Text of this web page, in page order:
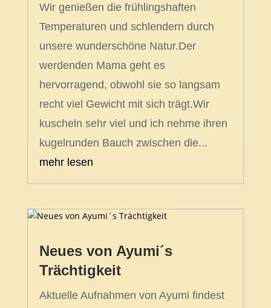
Wir genießen die frühlingshaften
Temperaturen und schlendern durch
unsere wunderschöne Natur.Der
werdenden Mama geht es
hervorragend, obwohl sie so langsam
recht viel Gewicht mit sich trägt.Wir
kuscheln sehr viel und ich nehme ihren
kugelrunden Bauch zwischen die...
mehr lesen
Neues von Ayumi´s
Trächtigkeit
Aktuelle Aufnahmen von Ayumi findest